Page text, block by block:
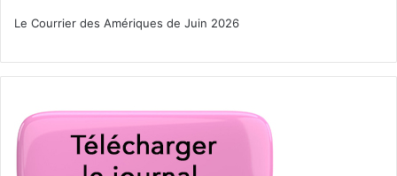
Le Courrier des Amériques de Juin 2026